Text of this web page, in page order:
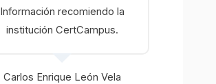
Información recomiendo la
institución CertCampus.
Carlos Enrique León Vela